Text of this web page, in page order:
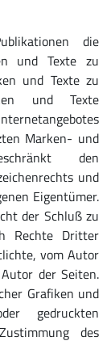
die
und Texte zu
und Texte zu
und Texte
Marken- und
den
und
Eigentümer.
der Schluß zu
Rechte Dritter
vom Autor
der Seiten.
Grafiken und
gedruckten
des